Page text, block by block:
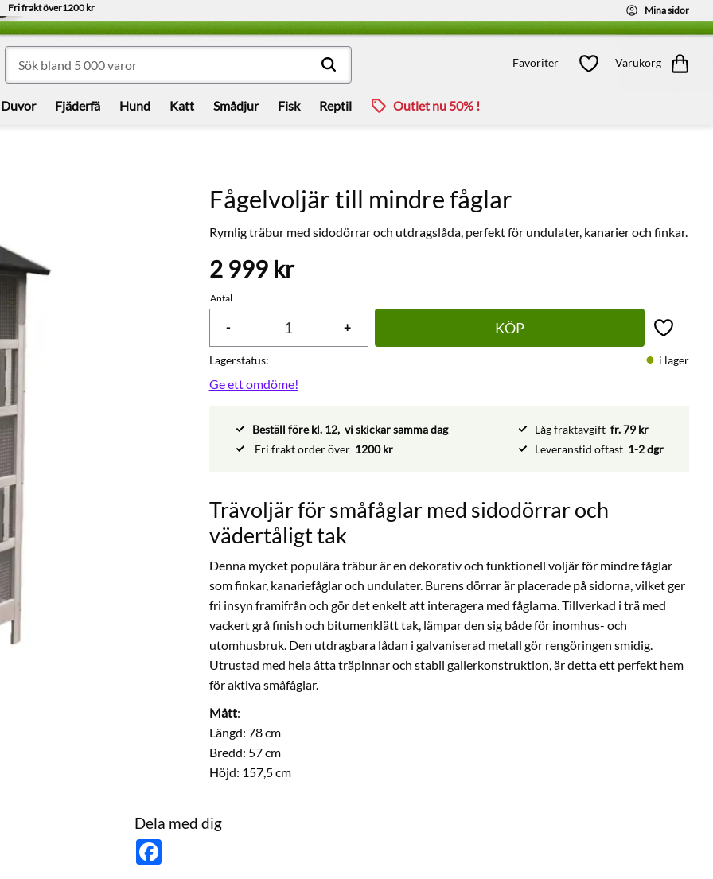
Fri frakt över1200 kr Mina sidor
Favoriter Varukorg
Favoriter
Kundvagn
Duvor Fjäderfä Hund Katt Smådjur Fisk Reptil Outlet nu 50% !
Fågelvoljär till mindre fåglar
Rymlig träbur med sidodörrar och utdragslåda, perfekt för undulater, kanarier och finkar.
2 999kr
Antal
+
- KÖP Lägg till
Lagerstatus i lager
Ge ett omdöme!
Beställ före kl. 12, vi skickar samma dag Låg fraktavgift fr. 79 kr
Fri frakt order över 1200 kr Leveranstid oftast 1-2 dgr
Trävoljär för småfåglar med sidodörrar och
vädertåligt tak
Denna mycket populära träbur är en dekorativ och funktionell voljär för mindre fåglar
som finkar, kanariefåglar och undulater. Burens dörrar är placerade på sidorna, vilket ger
fri insyn framifrån och gör det enkelt att interagera med fåglarna. Tillverkad i trä med
vackert grå finish och bitumenklätt tak, lämpar den sig både för inomhus- och
utomhusbruk. Den utdragbara lådan i galvaniserad metall gör rengöringen smidig.
Utrustad med hela åtta träpinnar och stabil gallerkonstruktion, är detta ett perfekt hem
för aktiva småfåglar.
Mått:
Längd: 78 cm
Bredd: 57 cm
Höjd: 157,5 cm
Dela med dig